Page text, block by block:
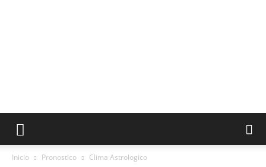
Inicio Pronostico Clima Astrologico